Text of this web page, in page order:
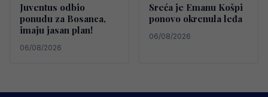
Juventus odbio
ponudu za Bosanca,
imaju jasan plan!
06/08/2026
Sreća je Emanu Košpi
ponovo okrenula leđa
06/08/2026